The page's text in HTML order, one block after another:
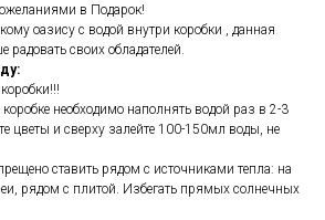
в Подарок!
оазису с водой внутри коробки , данная
радовать своих обладателей.
необходимо наполнять водой раз в 2-3
цветы и сверху залейте 100-150мл воды, не
ставить рядом с источниками тепла: на
рядом с плитой. Избегать прямых солнечных